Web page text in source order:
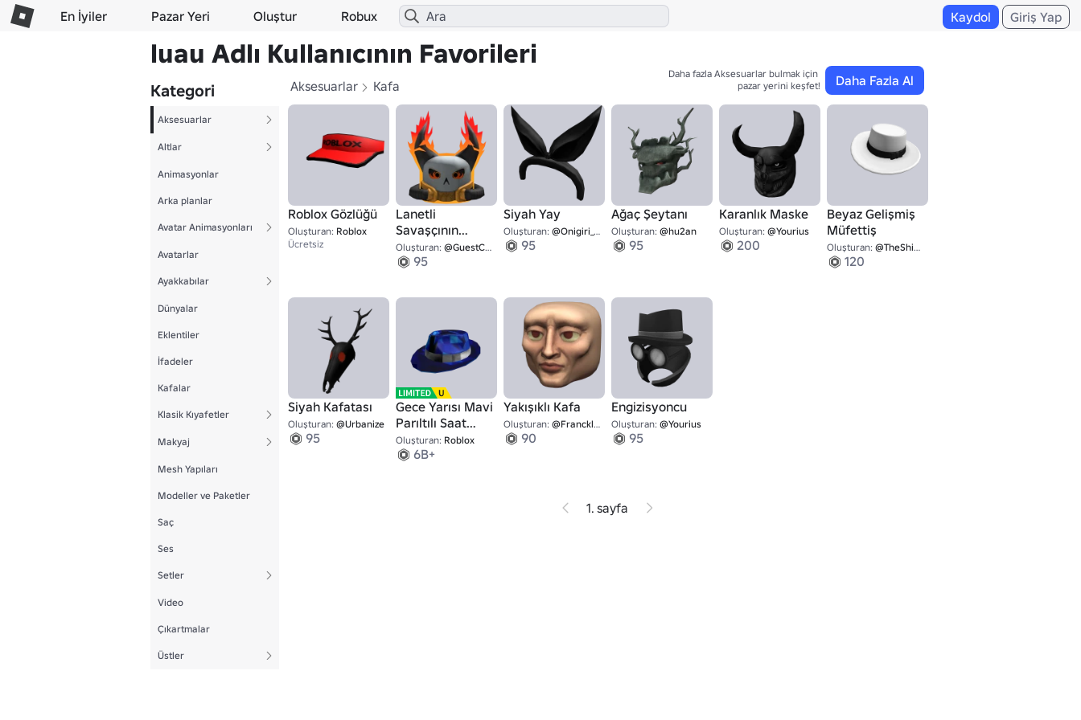
En İyiler Pazar Yeri Oluştur Robux Kaydol Giriş Yap
luau Adlı Kullanıcının Favorileri
Kategori
Aksesuarlar
Altlar
Animasyonlar
Arka planlar
Avatar Animasyonları
Avatarlar
Ayakkabılar
Dünyalar
Eklentiler
İfadeler
Kafalar
Klasik Kıyafetler
Makyaj
Mesh Yapıları
Modeller ve Paketler
Saç
Ses
Setler
Video
Çıkartmalar
Üstler
Aksesuarlar Kafa Daha Fazla Al
Daha fazla Aksesuarlar bulmak için
pazar yerini keşfet!
Roblox Gözlüğü
Oluşturan: Roblox
Ücretsiz
Lanetli
Savaşçının
Kafası
Oluşturan: @GuestCapone
95
Siyah Yay
Oluşturan: @Onigiri_Tsuki
95
Ağaç Şeytanı
Oluşturan: @hu2an
95
Karanlık Maske
Oluşturan: @Yourius
200
Beyaz Gelişmiş
Müfettiş
Oluşturan: @TheShipArchitect
120
Siyah Kafatası
Oluşturan: @Urbanize
95
Gece Yarısı Mavi
Parıltılı Saat
Fedoru
Oluşturan: Roblox
6B+
Yakışıklı Kafa
Oluşturan: @FrancklinDay
90
Engizisyoncu
Oluşturan: @Yourius
95
1. sayfa